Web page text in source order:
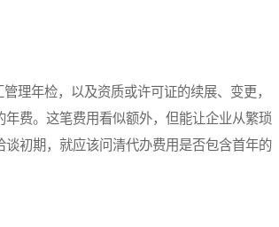
年检，以及资质或许可证的续展、变更，
费。这笔费用看似额外，但能让企业从繁琐
初期，就应该问清代办费用是否包含首年的